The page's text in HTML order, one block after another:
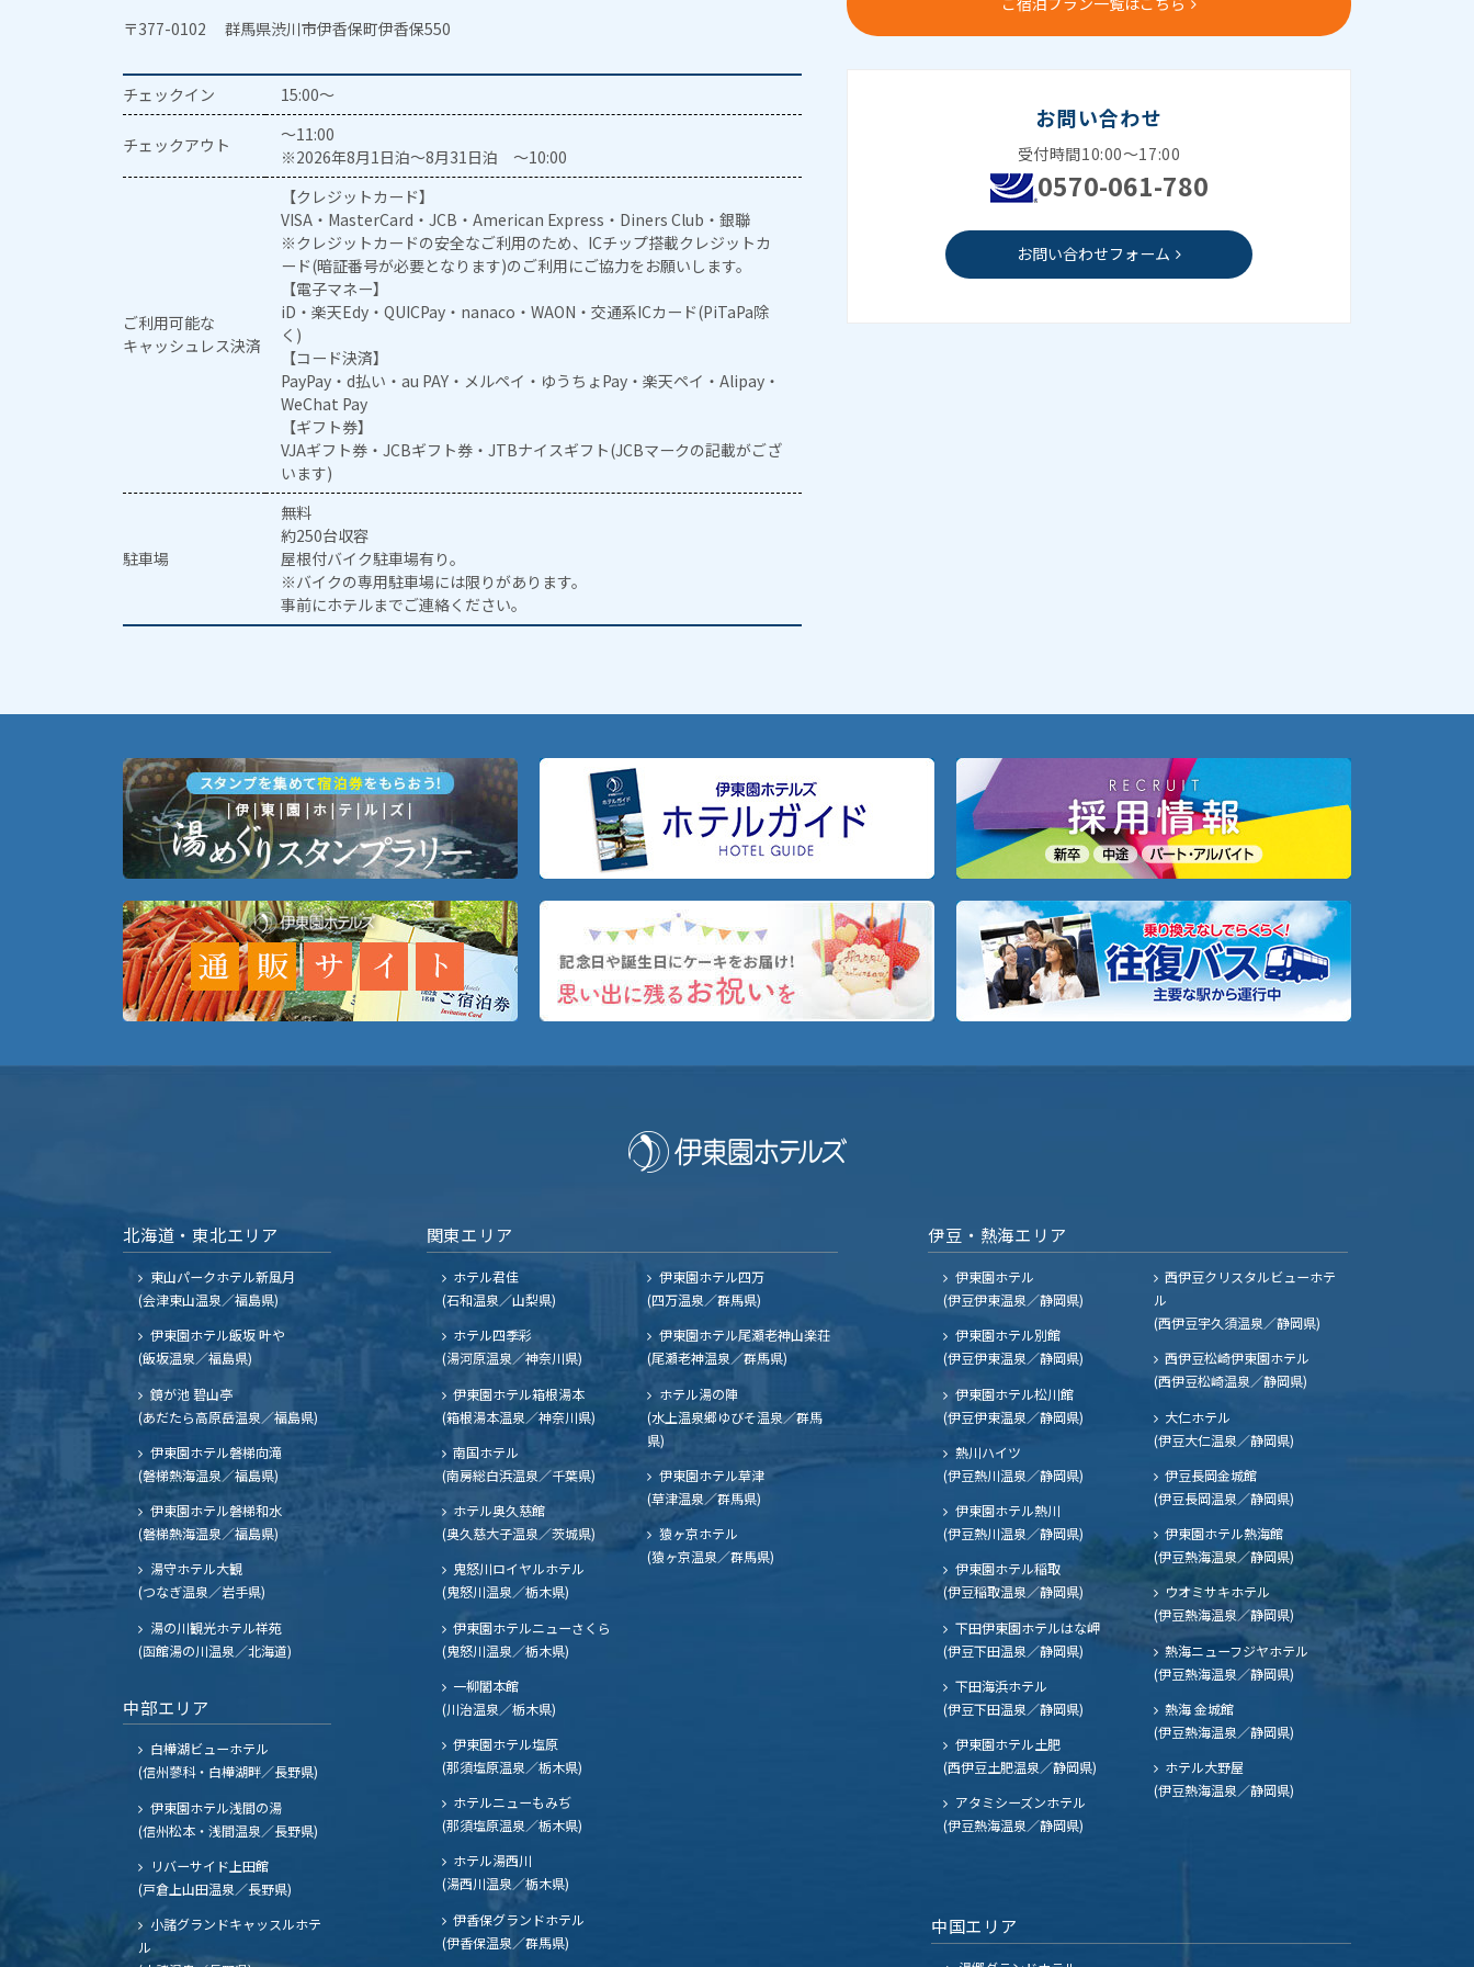
〒377-0102 群馬県渋川市伊香保町伊香保550
チェックイン 15:00～
チェックアウト
～11:00
※2026年8月1日泊～8月31日泊 ～10:00
ご利用可能な
キャッシュレス決済
【クレジットカード】
VISA・MasterCard・JCB・American Express・Diners Club・銀聯
※クレジットカードの安全なご利用のため、ICチップ搭載クレジットカ
ード(暗証番号が必要となります)のご利用にご協力をお願いします。
【電子マネー】
iD・楽天Edy・QUICPay・nanaco・WAON・交通系ICカード(PiTaPa除
く)
【コード決済】
PayPay・d払い・au PAY・メルペイ・ゆうちょPay・楽天ペイ・Alipay・
WeChat Pay
【ギフト券】
VJAギフト券・JCBギフト券・JTBナイスギフト(JCBマークの記載がござ
います)
駐車場
無料
約250台収容
屋根付バイク駐車場有り。
※バイクの専用駐車場には限りがあります。
事前にホテルまでご連絡ください。
お問い合わせ
受付時間10:00～17:00
0570-061-780
お問い合わせフォーム
北海道・東北エリア
東山パークホテル新風月
(会津東山温泉／福島県)
伊東園ホテル飯坂 叶や
(飯坂温泉／福島県)
鏡が池 碧山亭
(あだたら高原岳温泉／福島県)
伊東園ホテル磐梯向滝
(磐梯熱海温泉／福島県)
伊東園ホテル磐梯和水
(磐梯熱海温泉／福島県)
湯守ホテル大観
(つなぎ温泉／岩手県)
湯の川観光ホテル祥苑
(函館湯の川温泉／北海道)
中部エリア
白樺湖ビューホテル
(信州蓼科・白樺湖畔／長野県)
伊東園ホテル浅間の湯
(信州松本・浅間温泉／長野県)
リバーサイド上田館
(戸倉上山田温泉／長野県)
小諸グランドキャッスルホテ
ル
関東エリア
ホテル君佳
(石和温泉／山梨県)
ホテル四季彩
(湯河原温泉／神奈川県)
伊東園ホテル箱根湯本
(箱根湯本温泉／神奈川県)
南国ホテル
(南房総白浜温泉／千葉県)
ホテル奥久慈館
(奥久慈大子温泉／茨城県)
鬼怒川ロイヤルホテル
(鬼怒川温泉／栃木県)
伊東園ホテルニューさくら
(鬼怒川温泉／栃木県)
一柳閣本館
(川治温泉／栃木県)
伊東園ホテル塩原
(那須塩原温泉／栃木県)
ホテルニューもみぢ
(那須塩原温泉／栃木県)
ホテル湯西川
(湯西川温泉／栃木県)
伊香保グランドホテル
(伊香保温泉／群馬県)
伊東園ホテル四万
(四万温泉／群馬県)
伊東園ホテル尾瀬老神山楽荘
(尾瀬老神温泉／群馬県)
ホテル湯の陣
(水上温泉郷ゆびそ温泉／群馬
県)
伊東園ホテル草津
(草津温泉／群馬県)
猿ヶ京ホテル
(猿ヶ京温泉／群馬県)
伊豆・熱海エリア
伊東園ホテル
(伊豆伊東温泉／静岡県)
伊東園ホテル別館
(伊豆伊東温泉／静岡県)
伊東園ホテル松川館
(伊豆伊東温泉／静岡県)
熱川ハイツ
(伊豆熱川温泉／静岡県)
伊東園ホテル熱川
(伊豆熱川温泉／静岡県)
伊東園ホテル稲取
(伊豆稲取温泉／静岡県)
下田伊東園ホテルはな岬
(伊豆下田温泉／静岡県)
下田海浜ホテル
(伊豆下田温泉／静岡県)
伊東園ホテル土肥
(西伊豆土肥温泉／静岡県)
西伊豆クリスタルビューホテ
ル
(西伊豆宇久須温泉／静岡県)
西伊豆松崎伊東園ホテル
(西伊豆松崎温泉／静岡県)
大仁ホテル
(伊豆大仁温泉／静岡県)
伊豆長岡金城館
(伊豆長岡温泉／静岡県)
伊東園ホテル熱海館
(伊豆熱海温泉／静岡県)
ウオミサキホテル
(伊豆熱海温泉／静岡県)
熱海ニューフジヤホテル
(伊豆熱海温泉／静岡県)
熱海 金城館
(伊豆熱海温泉／静岡県)
ホテル大野屋
(伊豆熱海温泉／静岡県)
アタミシーズンホテル
(伊豆熱海温泉／静岡県)
中国エリア